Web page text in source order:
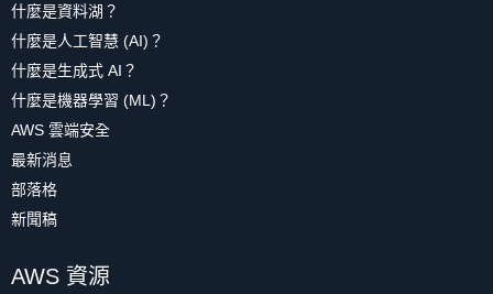
什麼是資料湖？
什麼是人工智慧 (AI)？
什麼是生成式 AI？
什麼是機器學習 (ML)？
AWS 雲端安全
最新消息
部落格
新聞稿
AWS 資源